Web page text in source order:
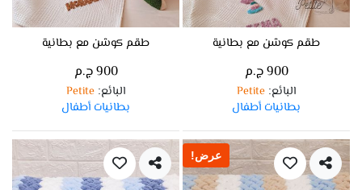
طقم كوشن مع بطانية
900 ج.م
البائع:
Petite
بطانيات أطفال
طقم كوشن مع بطانية
900 ج.م
البائع:
Petite
بطانيات أطفال
عرض!